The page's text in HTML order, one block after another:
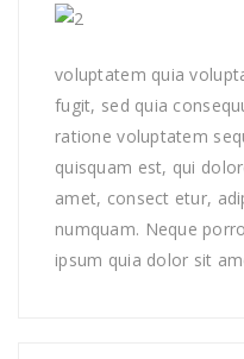
voluptatem quia
fugit, sed quia
ratione voluptatem
quisquam est, qui
amet, consect etur,
numquam. Neque
ipsum quia dolor sit